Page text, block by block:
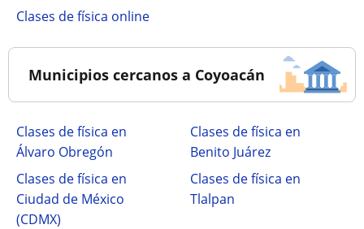
Clases de física online
Municipios cercanos a Coyoacán
Clases de física en
Álvaro Obregón
Clases de física en
Benito Juárez
Clases de física en
Ciudad de México
(CDMX)
Clases de física en
Tlalpan